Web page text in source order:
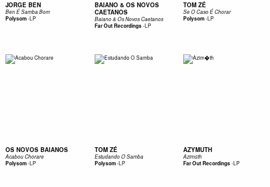
JORGE BEN
Ben É Samba Bom
Polysom-LP
BAIANO & OS NOVOS
CAETANOS
Baiano & Os Novos Caetanos
Far Out Recordings-LP
TOM ZÉ
Se O Caso É Chorar
Polysom-LP
OS NOVOS BAIANOS
Acabou Chorare
Polysom-LP
TOM ZÉ
Estudando O Samba
Polysom-LP
AZYMUTH
Azimüth
Far Out Recordings-LP